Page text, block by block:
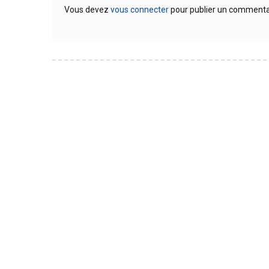
Vous devez vous connecterpour publier un